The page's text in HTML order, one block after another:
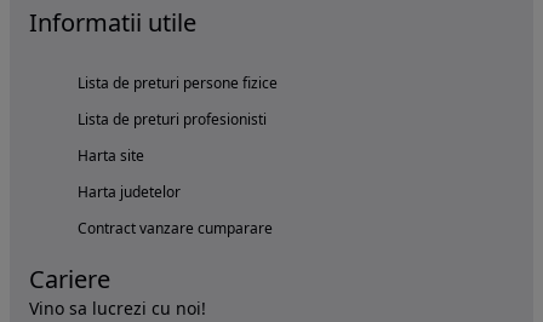
Informatii utile
Lista de preturi persone fizice
Lista de preturi profesionisti
Harta site
Harta judetelor
Contract vanzare cumparare
Cariere
Vino sa lucrezi cu noi!